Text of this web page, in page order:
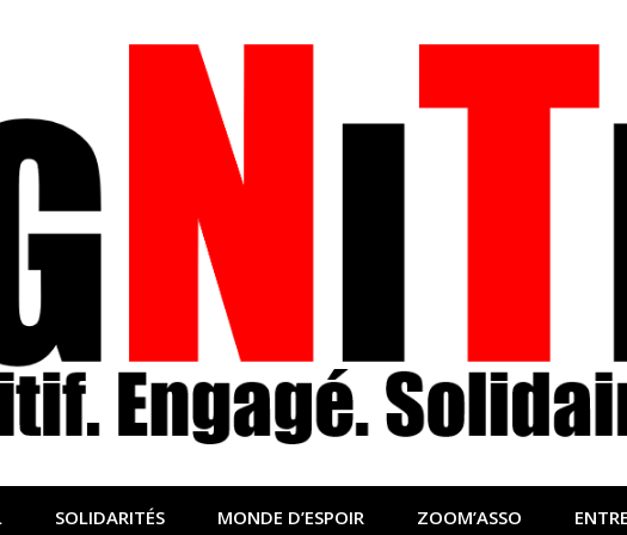
sociale, solidaire et
SOLIDARITÉS MONDE D’ESPOIR ZOOM’ASSO